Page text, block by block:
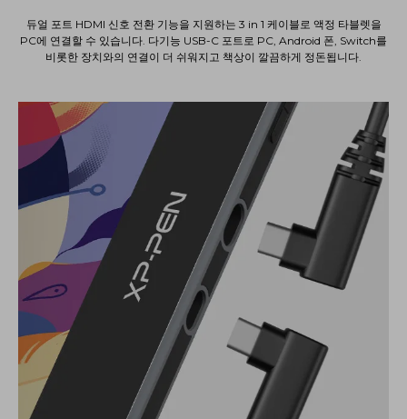
듀얼 포트 HDMI 신호 전환 기능을 지원하는 3 in 1 케이블로 액정 타블렛을
PC에 연결할 수 있습니다. 다기능 USB-C 포트로 PC, Android 폰, Switch를
비롯한 장치와의 연결이 더 쉬워지고 책상이 깔끔하게 정돈됩니다.